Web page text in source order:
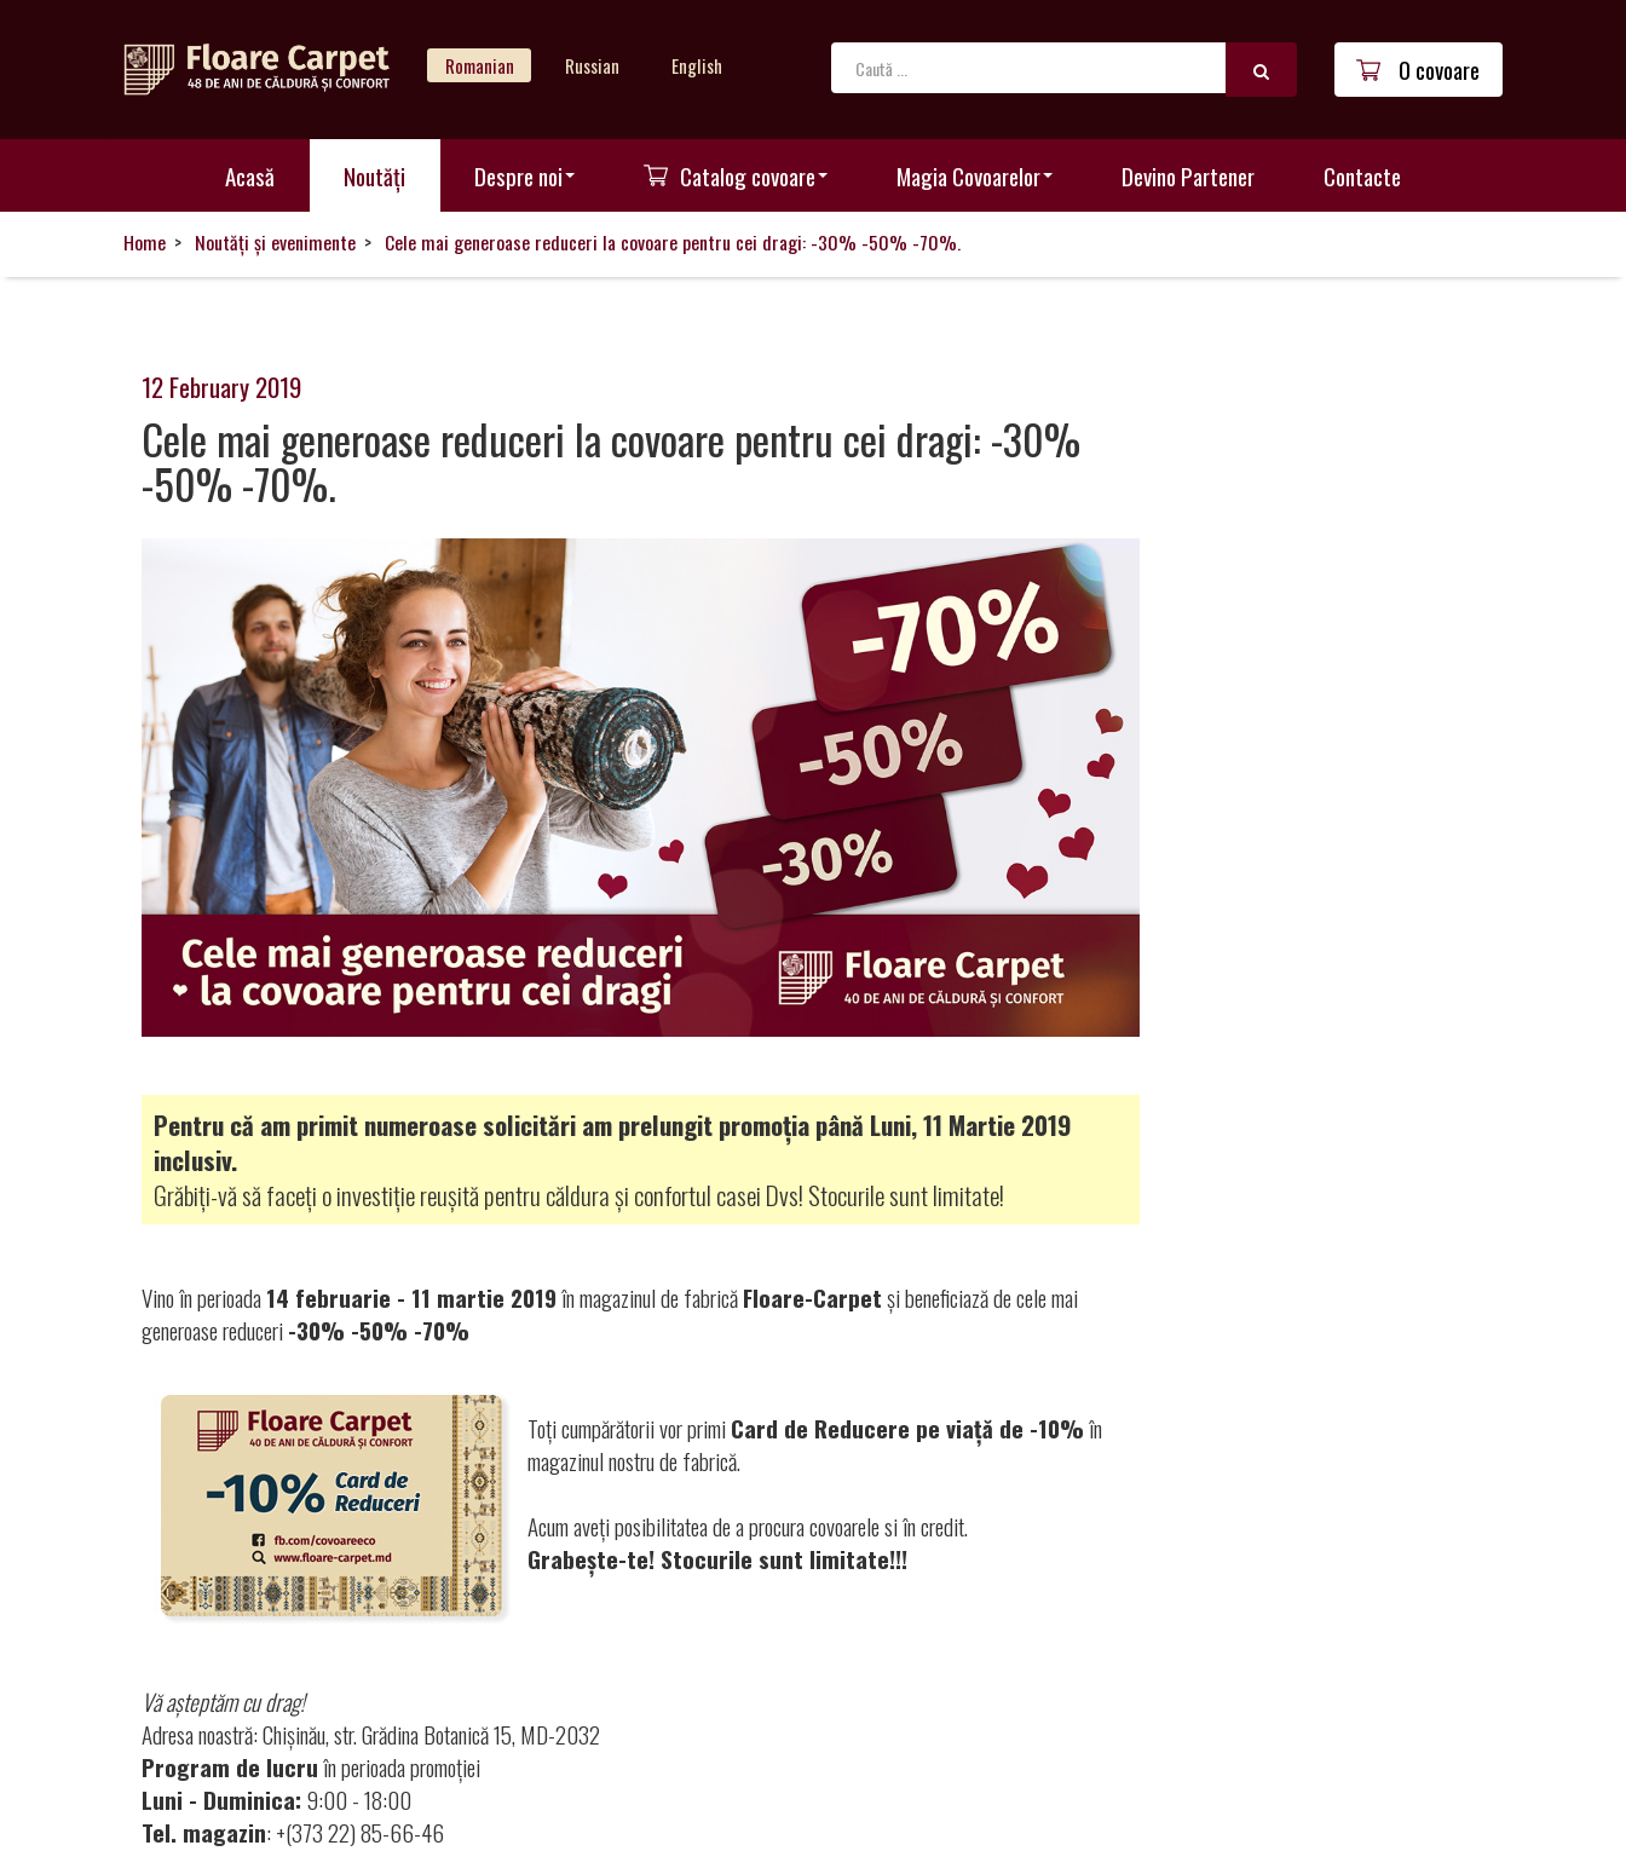
Romanian Russian English 0 covoare
Acasă Noutăți Despre noi Catalog covoare Magia Covoarelor Devino Partener Contacte
Acasă
Covoarelor
Home Noutăți și evenimente Cele mai generoase reduceri la covoare pentru cei dragi: -30% -50% -70%.
12 February 2019
Cele mai generoase reduceri la covoare pentru cei dragi: -30%
-50% -70%.
Pentru că am primit numeroase solicitări am prelungit promoția până Luni, 11 Martie 2019
inclusiv.
Grăbiți-vă să faceți o investiție reușită pentru căldura și confortul casei Dvs! Stocurile sunt limitate!
Vino în perioada 14 februarie - 11 martie 2019în magazinul de fabricăFloare-Carpetși beneficiază de cele mai
generoase reduceri -30% -50% -70%
Toți cumpărătorii vor primi Card de Reducere pe viață de -10%în
magazinul nostru de fabrică.
Acum aveți posibilitatea de a procura covoarele si în credit.
Grabește-te! Stocurile sunt limitate!!!
Vă așteptăm cu drag!
Adresa noastră: Chișinău, str. Grădina Botanică 15, MD-2032
Program de lucruîn perioada promoției
Luni - Duminica: 9:00 - 18:00
Tel. magazin: +(373 22) 85-66-46